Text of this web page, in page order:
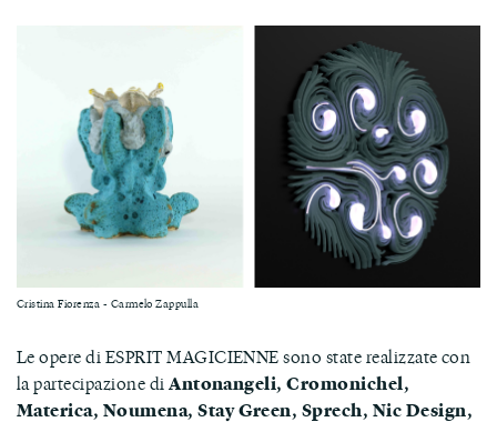
Cristina Fiorenza - Carmelo Zappulla
Le opere di ESPRIT MAGICIENNE sono state realizzate con
la partecipazione diAntonangeli, Cromonichel,
Materica, Noumena, Stay Green, Sprech, Nic Design,